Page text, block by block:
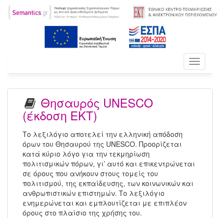
Toggle
Θησαυρός UNESCO
(έκδοση ΕΚΤ)
Το λεξιλόγιο αποτελεί την ελληνική απόδοση
όρων του Θησαυρού της UNESCO. Προορίζεται
κατά κύριο λόγο για την τεκμηρίωση
πολιτισμικών πόρων, γι’ αυτό και επικεντρώνεται
σε όρους που ανήκουν στους τομείς του
πολιτισμού, της εκπαίδευσης, των κοινωνικών και
ανθρωπιστικών επιστημών. Το λεξιλόγιο
ενημερώνεται και εμπλουτίζεται με επιπλέον
όρους στο πλαίσιο της χρήσης του.